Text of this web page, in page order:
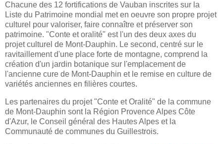
Chacune des 12 fortifications de Vauban inscrites sur la
Liste du Patrimoine mondial met en oeuvre son propre projet
culturel pour valoriser, faire connaître et préserver son
patrimoine. "Conte et oralité" est l'un des deux axes du
projet culturel de Mont-Dauphin. Le second, centré sur le
ravitaillement d'une place forte de montagne, comprend la
création d'un jardin botanique sur l'emplacement de
l'ancienne cure de Mont-Dauphin et le remise en culture de
variétés anciennes en filières courtes.
Les partenaires du projet "Conte et Oralité" de la commune
de Mont-Dauphin sont la Région ProvenceAlpes Côte
d'Azur, le Conseil général des Hautes Alpes et la
Communauté de communes du Guillestrois.